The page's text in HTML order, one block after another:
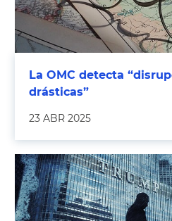
La OMC detecta
drásticas”
23 ABR 2025